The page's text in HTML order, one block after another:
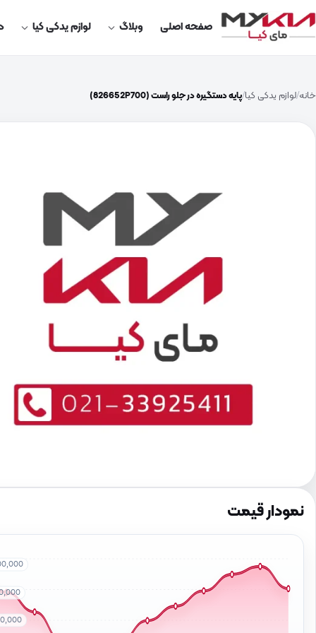
صفحه اصلی وبلاگ لوازم یدکی کیا
خانه لوازم یدکی کیا پایه دستگیره در جلو راست (826652P700)
نمودار قیمت